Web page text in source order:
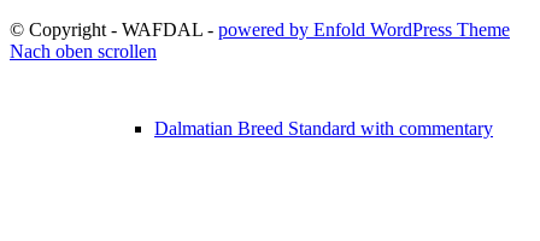
Dalmatian Breed Standard with commentary
© Copyright - WAFDAL - powered by Enfold WordPress Theme
Nach oben scrollen